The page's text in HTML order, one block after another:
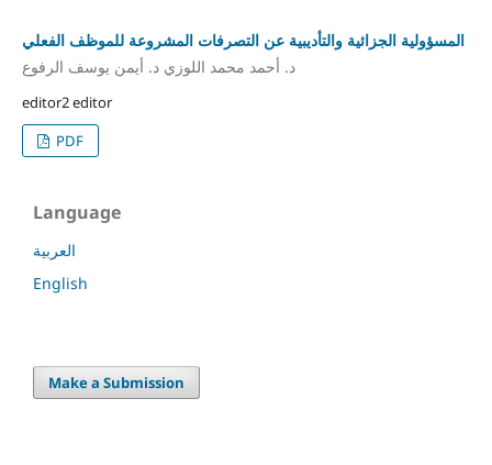
المسؤولية الجزائية والتأديبية عن التصرفات المشروعة للموظف الفعلي
د. أحمد محمد اللوزي د. أيمن يوسف الرفوع
editor2 editor
PDF
Language
العربية
English
Make a Submission